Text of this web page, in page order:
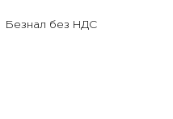
Безнал без НДС